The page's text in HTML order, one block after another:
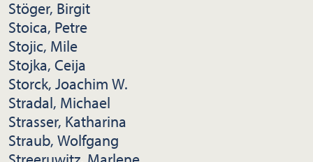
Stöger, Birgit
Stoica, Petre
Stojic, Mile
Stojka, Ceija
Storck, Joachim W.
Stradal, Michael
Strasser, Katharina
Straub, Wolfgang